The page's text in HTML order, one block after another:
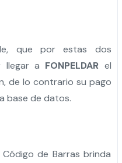
que por estas dos
llegar a FONPELDAR el
de lo contrario su pago
base de datos.
de Barras brinda